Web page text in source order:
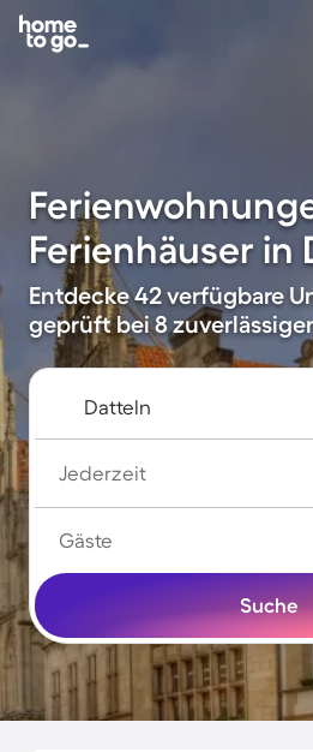
Ferienhäuser in
Entdecke 42 verfügbare
geprüft bei 8
Jederzeit
Gäste
Suche